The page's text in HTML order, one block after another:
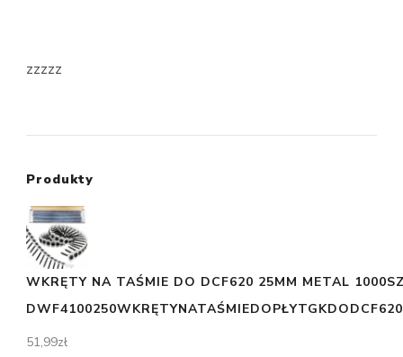
zzzzz
Produkty
WKRĘTY NA TAŚMIE DO DCF620 25MM METAL
51,99zł